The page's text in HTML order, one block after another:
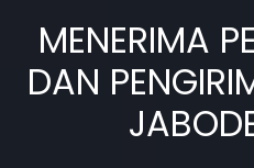
MENERIMA
DAN